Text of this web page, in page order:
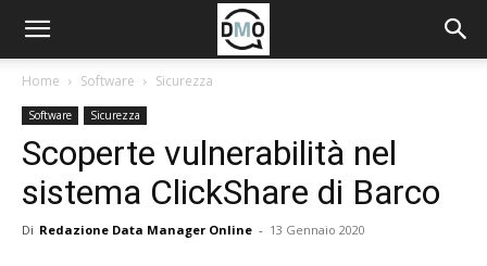
Home Software Sicurezza
Software Sicurezza
Scoperte vulnerabilità nel
sistema ClickShare di Barco
Di Redazione Data Manager Online - 13 Gennaio 2020